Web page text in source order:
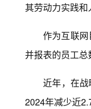
其劳动力实践
作为互联
并报表的员工总
近年，在
2024年减少近